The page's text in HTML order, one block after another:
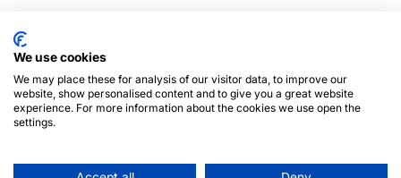
We use cookies
We may place these for analysis of our visitor data, to improve our
website, show personalised content and to give you a great website
experience. For more information about the cookies we use open the
settings.